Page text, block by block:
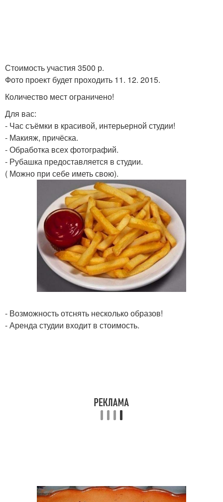
Стоимость участия 3500 р.
Фото проект будет проходить 11. 12. 2015.
Количество мест ограничено!
Для вас:
- Час съёмки в красивой, интерьерной студии!
- Макияж, причёска.
- Обработка всех фотографий.
- Рубашка предоставляется в студии.
( Можно при себе иметь свою).
- Возможность отснять несколько образов!
- Аренда студии входит в стоимость.